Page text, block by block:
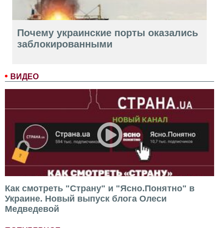
ВИДЕО
Как смотреть "Страну" и "Ясно.Понятно" в
Украине. Новый выпуск блога Олеси
Медведевой
Почему украинские порты оказались
заблокированными